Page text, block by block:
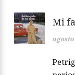
Mi
agosto